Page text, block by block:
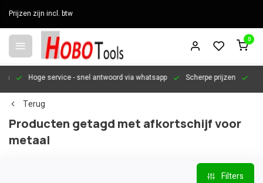
Prijzen zijn incl. btw
0
Hoge service- snel antwoord via whatsapp Scherpe prijzen
Terug
Producten getagd met afkortschijf voor
metaal
Filters